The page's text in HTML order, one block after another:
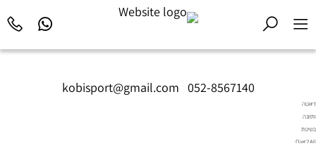
kobisport@gmail.com 052-8567140
דיאטה
ותזונה
בשיטת
Diet2All: